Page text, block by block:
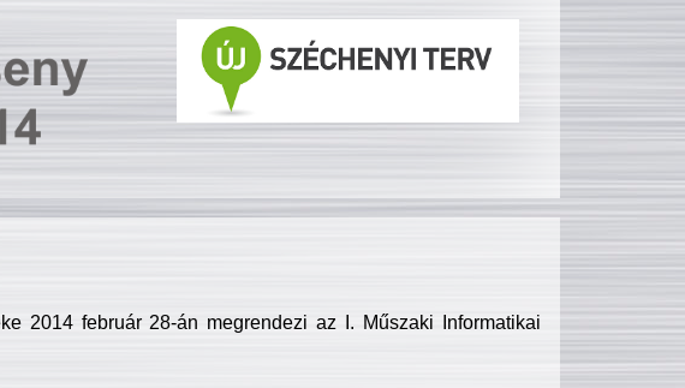
2014 február 28-án megrendezi az I. Műszaki Informatikai